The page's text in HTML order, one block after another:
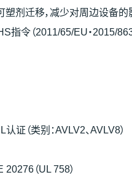
塑剂迁移，减少对周边设备的
指令（2011/65/EU・2015/
证（类别：AVLV2、AVLV8）
（UL 758）